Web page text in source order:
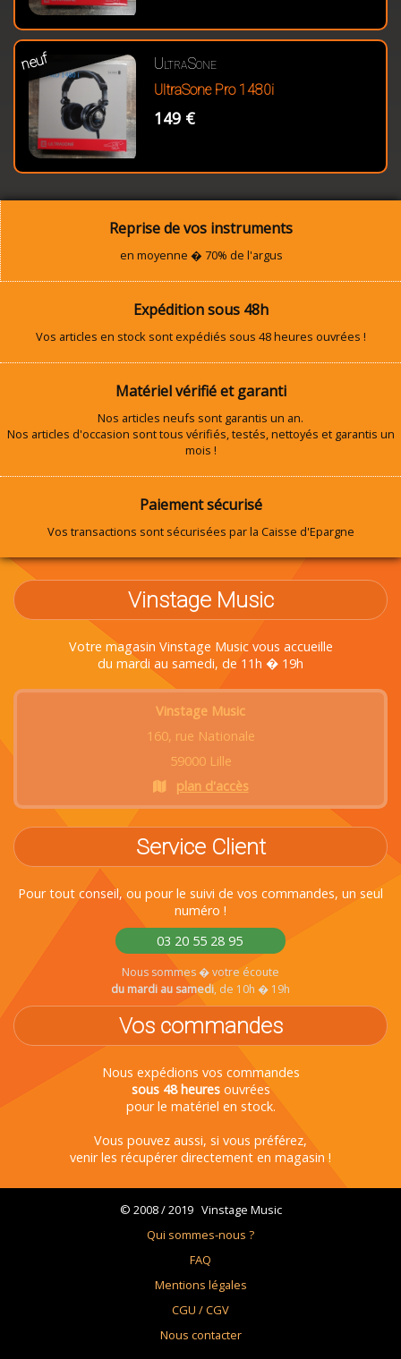
neuf UltraSone
UltraSone Pro 1480i
149 €
Reprise de vos instruments
en moyenne � 70% de l'argus
Expédition sous 48h
Vos articles en stock sont expédiés sous 48 heures ouvrées !
Matériel vérifié et garanti
Nos articles neufs sont garantis un an.
Nos articles d'occasion sont tous vérifiés, testés, nettoyés et garantis un
mois !
Paiement sécurisé
Vos transactions sont sécurisées par la Caisse d'Epargne
Vinstage Music
Votre magasin Vinstage Music vous accueille
du mardi au samedi, de 11h � 19h
Vinstage Music
160, rue Nationale
59000 Lille
plan d'accès
Service Client
Pour tout conseil, ou pour le suivi de vos commandes, un seul
numéro !
03 20 55 28 95
Nous sommes � votre écoute
du mardi au samedi, de 10h � 19h
Vos commandes
Nous expédions vos commandes
sous 48 heuresouvrées
pour le matériel en stock.
Vous pouvez aussi, si vous préférez,
venir les récupérer directement en magasin !
© 2008 / 2019 Vinstage Music
Qui sommes-nous ?
FAQ
Mentions légales
CGU / CGV
Nous contacter